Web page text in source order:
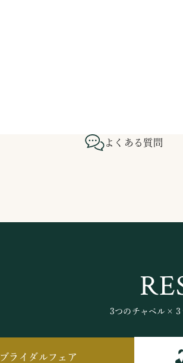
よくある質問
3つのチャペル×３
ブライダルフェア